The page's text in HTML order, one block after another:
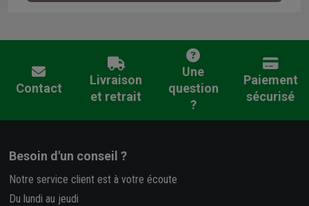
Contact
Livraison
et retrait
Une
question
?
Paiement
sécurisé
Besoin d'un conseil ?
Notre service client est à votre écoute
Du lundi au jeudi